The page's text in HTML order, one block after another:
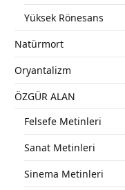
Yüksek Rönesans
Natürmort
Oryantalizm
ÖZGÜR ALAN
Felsefe Metinleri
Sanat Metinleri
Sinema Metinleri